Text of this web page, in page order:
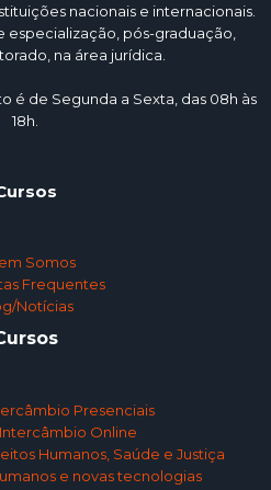
nacionais e internacionais.
especialização, pós-graduação,
na área jurídica.
é de Segunda a Sexta, das 08h às
18h.
Somos
Frequentes
Notícias
Presenciais
Online
Humanos, Saúde e Justiça
e novas tecnologias